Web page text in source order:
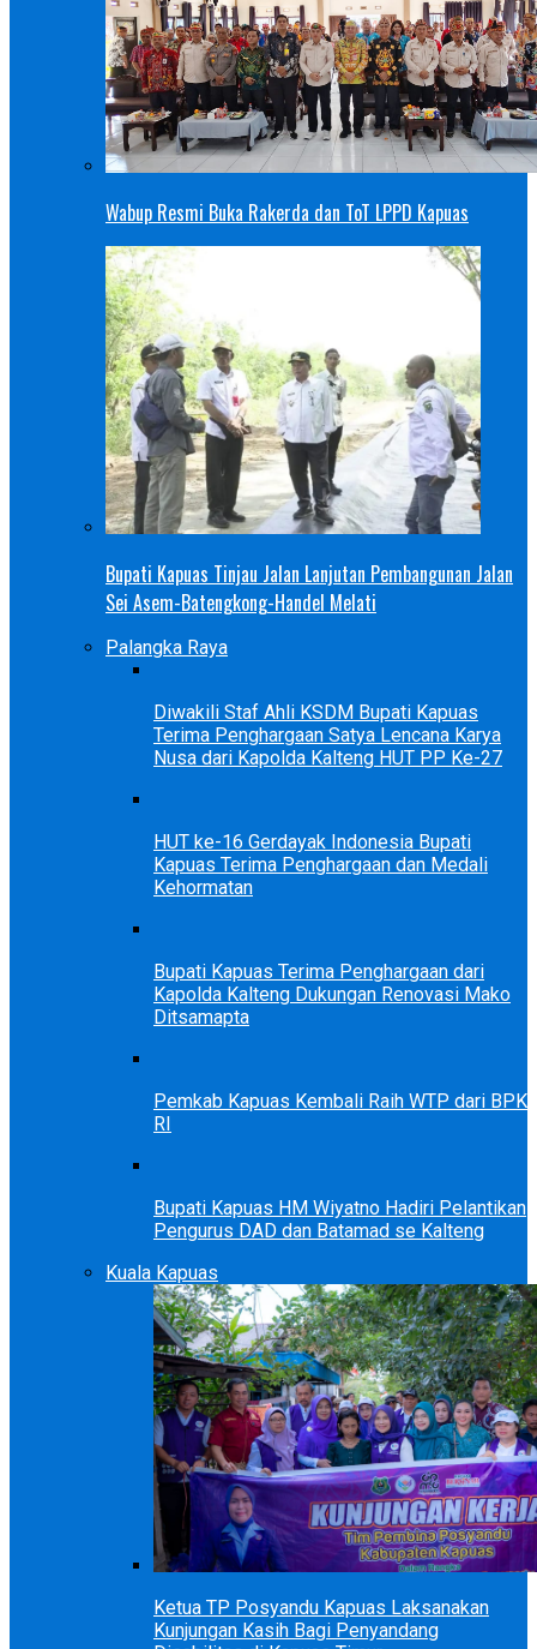
Wabup Resmi Buka Rakerda dan ToT LPPD Kapuas
Bupati Kapuas Tinjau Jalan Lanjutan Pembangunan Jalan
Sei Asem-Batengkong-Handel Melati
Palangka Raya
Diwakili Staf Ahli KSDM Bupati Kapuas
Terima Penghargaan Satya Lencana Karya
Nusa dari Kapolda Kalteng HUT PP Ke-27
HUT ke-16 Gerdayak Indonesia Bupati
Kapuas Terima Penghargaan dan Medali
Kehormatan
Bupati Kapuas Terima Penghargaan dari
Kapolda Kalteng Dukungan Renovasi Mako
Ditsamapta
Pemkab Kapuas Kembali Raih WTP dari BPK
RI
Bupati Kapuas HM Wiyatno Hadiri Pelantikan
Pengurus DAD dan Batamad se Kalteng
Kuala Kapuas
Ketua TP Posyandu Kapuas Laksanakan
Kunjungan Kasih Bagi Penyandang